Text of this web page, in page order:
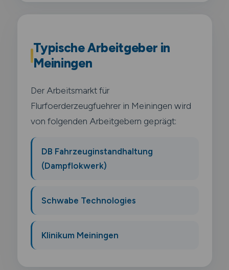
Typische Arbeitgeber in
Meiningen
Der Arbeitsmarkt für
Flurfoerderzeugfuehrer in Meiningen wird
von folgenden Arbeitgebern geprägt:
DB Fahrzeuginstandhaltung
(Dampflokwerk)
Schwabe Technologies
Klinikum Meiningen